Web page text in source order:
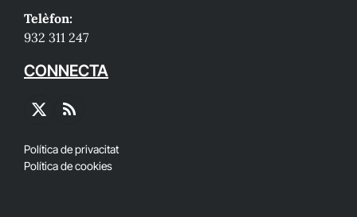
Telèfon:
932 311 247
CONNECTA
X
RSS
Política de privacitat
Política de cookies